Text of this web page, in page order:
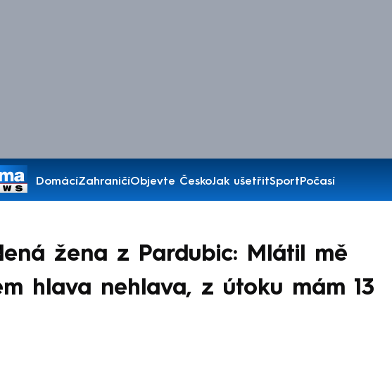
DomácíZahraničíObjevte ČeskoJak ušetřitSportPočasí
Pořady
žena z Pardubic: Mlátil mě
hlava nehlava, z útoku mám 13